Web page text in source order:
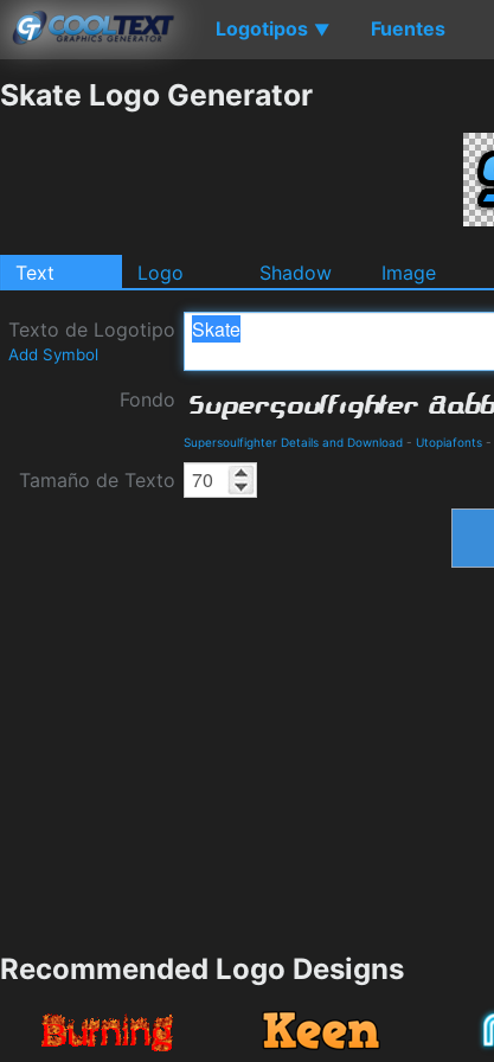
Logotipos ▼ Fuentes
Skate Logo Generator
Text Logo Shadow Image
Texto de Logotipo
Add Symbol
Fondo
Supersoulfighter Details and Download - Utopiafonts -
Tamaño de Texto
Recommended Logo Designs